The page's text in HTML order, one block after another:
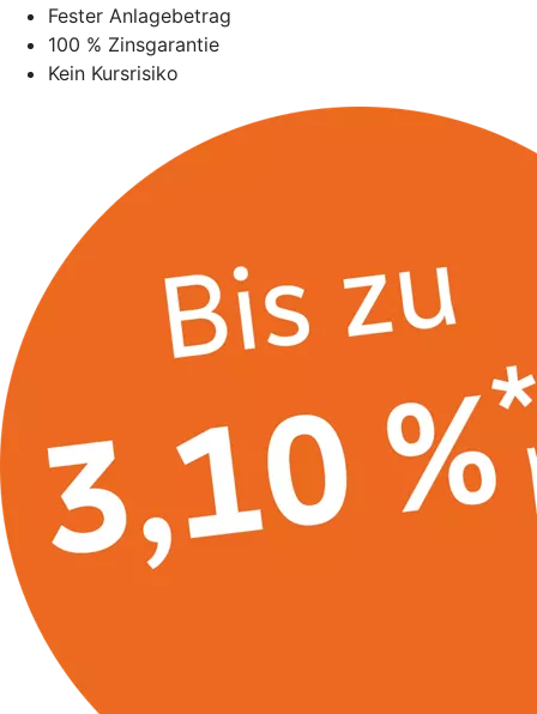
Fester Anlagebetrag
100 % Zinsgarantie
Kein Kursrisiko